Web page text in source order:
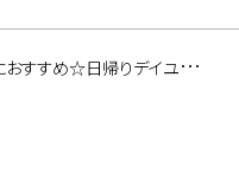
すめ☆日帰りデイユースプラン